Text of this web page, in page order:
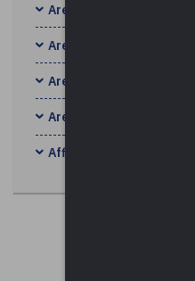
Area Amministrativa
Area Digitale
Area Finanziaria
Area Tecnica
Affitto sale convegni